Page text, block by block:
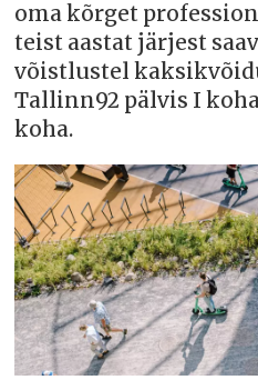
oma kõrget
teist aastat järjest
võistlustel
Tallinn92 pälvis I
koha.